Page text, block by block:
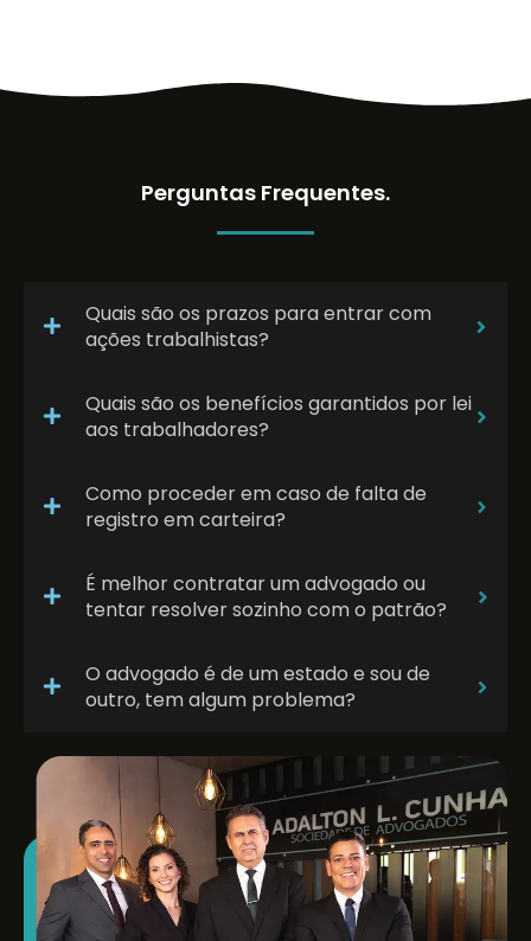
Perguntas Frequentes.
Quais são os prazos para entrar com
ações trabalhistas?
Quais são os benefícios garantidos por lei
aos trabalhadores?
Como proceder em caso de falta de
registro em carteira?
É melhor contratar um advogado ou
tentar resolver sozinho com o patrão?
O advogado é de um estado e sou de
outro, tem algum problema?